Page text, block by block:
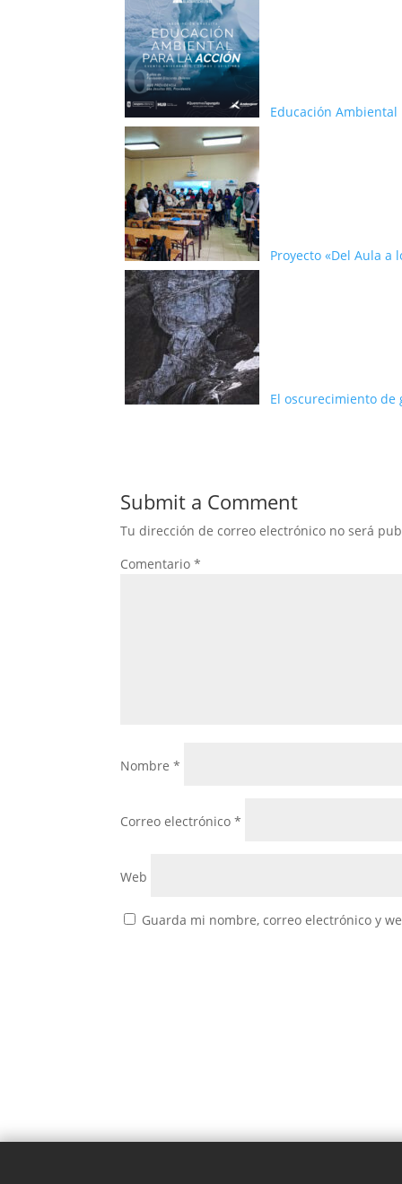
Educación
Proyecto «Del Aula a
El oscurecimiento
Submit a Comment
Tu dirección de correo electrónico no será
Comentario*
Nombre*
Correo electrónico*
Web
Guarda mi nombre, correo electrónico y